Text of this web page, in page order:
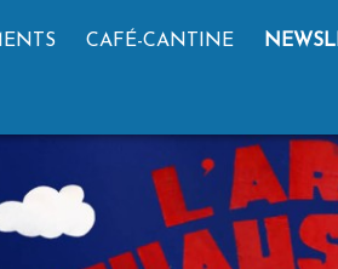
CAFÉ-CANTINE